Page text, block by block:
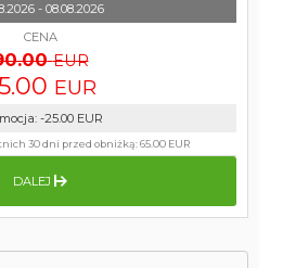
- 08.08.2026
CENA
EUR
EUR
: -25.00 EUR
30 dni przed obniżką:65.00 EUR
DALEJ